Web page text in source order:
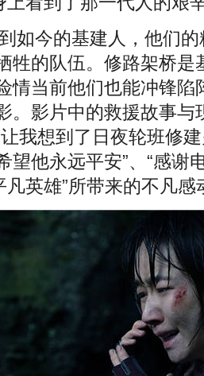
如今的基建人，他们
牲的队伍。修路架桥是
情当前他们也能冲锋陷
。影片中的救援故事与
我想到了日夜轮班修
望他永远平安”、“感谢
凡英雄”所带来的不凡